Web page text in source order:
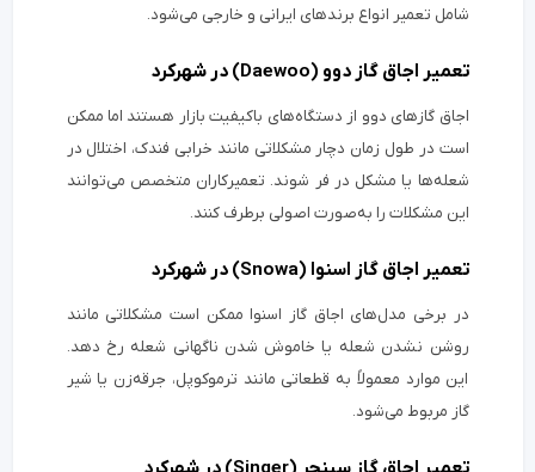
شامل تعمیر انواع برندهای ایرانی و خارجی می‌شود.
تعمیر اجاق گاز دوو (Daewoo) در شهرکرد
اجاق گازهای دوو از دستگاه‌های باکیفیت بازار هستند اما ممکن
است در طول زمان دچار مشکلاتی مانند خرابی فندک، اختلال در
شعله‌ها یا مشکل در فر شوند. تعمیرکاران متخصص می‌توانند
این مشکلات را به‌صورت اصولی برطرف کنند.
تعمیر اجاق گاز اسنوا (Snowa) در شهرکرد
در برخی مدل‌های اجاق گاز اسنوا ممکن است مشکلاتی مانند
روشن نشدن شعله یا خاموش شدن ناگهانی شعله رخ دهد.
این موارد معمولاً به قطعاتی مانند ترموکوپل، جرقه‌زن یا شیر
گاز مربوط می‌شود.